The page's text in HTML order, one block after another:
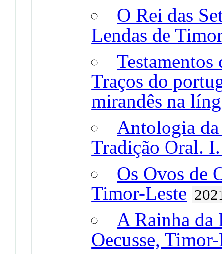
O Rei das
Lendas de
Traços do
mirandês na
Antologia
Tradição Oral. I.
Os Ovos de
Timor-Leste
A Rainha da
Oecusse,